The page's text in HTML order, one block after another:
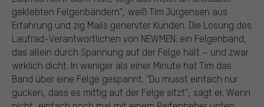
geklebten Felgenbändern", weiß Tim Jürgensen aus
Erfahrung und zig Mails genervter Kunden. Die Lösung des
Laufrad-Verantwortlichen von NEWMEN: ein Felgenband,
das allein durch Spannung auf der Felge hält – und zwar
wirklich dicht. In weniger als einer Minute hat Tim das
Band über eine Felge gespannt. "Du musst einfach nur
gucken, dass es mittig auf der Felge sitzt", sagt er. Wenn